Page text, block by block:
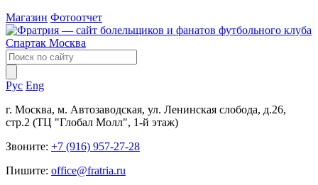
Магазин Фотоотчет
Рус Eng
г. Москва, м. Автозаводская, ул. Ленинская слобода, д.26,
стр.2 (ТЦ "Глобал Молл", 1-й этаж)
Звоните: +7 (916) 957-27-28
Пишите: office@fratria.ru